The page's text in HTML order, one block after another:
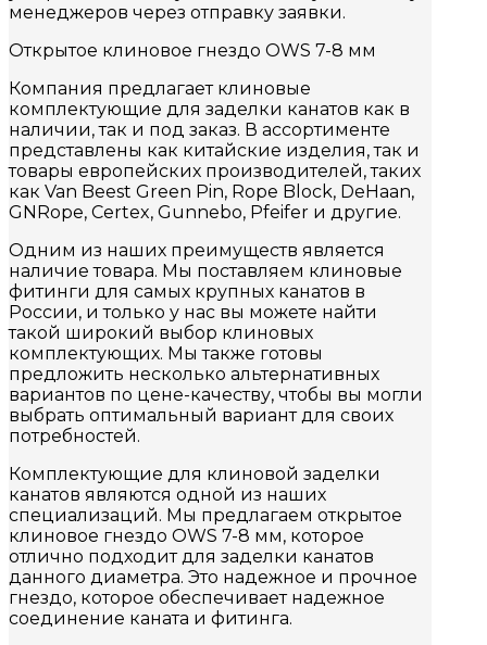
менеджеров через отправку заявки.
Открытое клиновое гнездо OWS 7-8 мм
Компания предлагает клиновые
комплектующие для заделки канатов как в
наличии, так и под заказ. В ассортименте
представлены как китайские изделия, так и
товары европейских производителей, таких
как Van Beest Green Pin, Rope Block, DeHaan,
GNRope, Certex, Gunnebo, Pfeifer и другие.
Одним из наших преимуществ является
наличие товара. Мы поставляем клиновые
фитинги для самых крупных канатов в
России, и только у нас вы можете найти
такой широкий выбор клиновых
комплектующих. Мы также готовы
предложить несколько альтернативных
вариантов по цене-качеству, чтобы вы могли
выбрать оптимальный вариант для своих
потребностей.
Комплектующие для клиновой заделки
канатов являются одной из наших
специализаций. Мы предлагаем открытое
клиновое гнездо OWS 7-8 мм, которое
отлично подходит для заделки канатов
данного диаметра. Это надежное и прочное
гнездо, которое обеспечивает надежное
соединение каната и фитинга.